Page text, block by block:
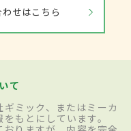
せはこちら
て
ミック、またはミーカ
もとにしています。